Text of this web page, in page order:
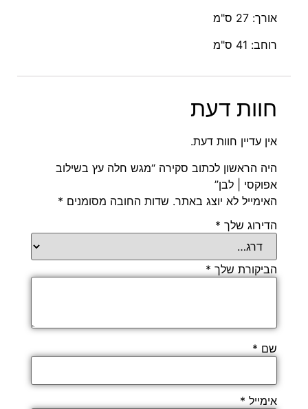
אורך: 27 ס"מ
רוחב: 41 ס"מ
חוות דעת
אין עדיין חוות דעת.
היה הראשון לכתוב סקירה “מגש חלה עץ בשילוב
אפוקסי | לבן”
האימייל לא יוצג באתר. שדות החובה מסומנים *
הדירוג שלך *
הביקורת שלך *
שם *
אימייל *